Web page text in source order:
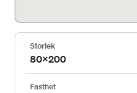
Storlek
80x200
Fasthet